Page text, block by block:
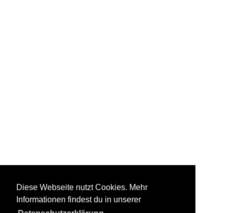
Diese Webseite nutzt Cookies. Mehr
Informationen findest du in unserer